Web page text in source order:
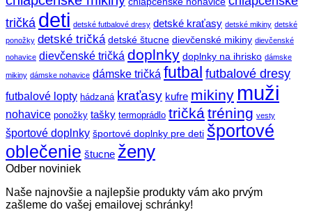
tričká deti detské futbalové dresy detské kraťasy detské mikiny detské
ponožky detské tričká detské štucne dievčenské mikiny dievčenské
nohavice dievčenské tričká doplnky doplnky na ihrisko dámske
mikiny dámske nohavice dámske tričká futbal futbalové dresy
futbalové lopty hádzaná kraťasy kufre mikiny muži
nohavice ponožky tašky termoprádlo tričkátréning vesty
športové doplnky športové doplnky pre deti športové
oblečenie štucne ženy
Odber noviniek
Naše najnovšie a najlepšie produkty vám ako prvým
zašleme do vašej emailovej schránky!